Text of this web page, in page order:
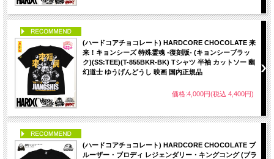
(ハードコアチョコレート) HARDCORE CHOCOLATE 来
来！キョンシーズ 特殊霊魂 -復刻版- (キョンシーブラッ
ク)(SS:TEE)(T-855BKR-BK) Tシャツ 半袖 カットソー 幽
幻道士 ゆうげんどうし 映画 国内正規品
価格:4,000円(税込 4,400円)
(ハードコアチョコレート) HARDCORE CHOCOLATE ブ
ルーザー・ブロディ レジェンダリー・キングコング (ブラ